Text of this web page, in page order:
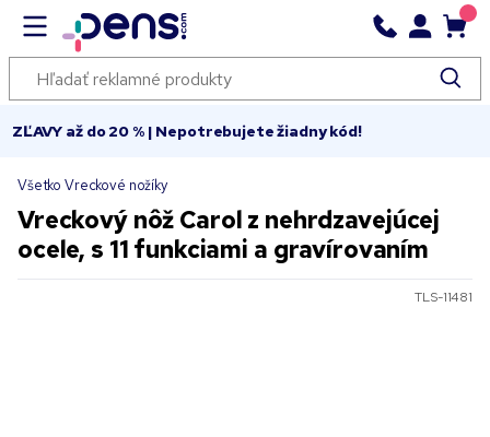
ZĽAVY až do 20 % | Nepotrebujete žiadny kód!
Všetko Vreckové nožíky
Vreckový nôž Carol z nehrdzavejúcej
ocele, s 11 funkciami a gravírovaním
TLS-11481